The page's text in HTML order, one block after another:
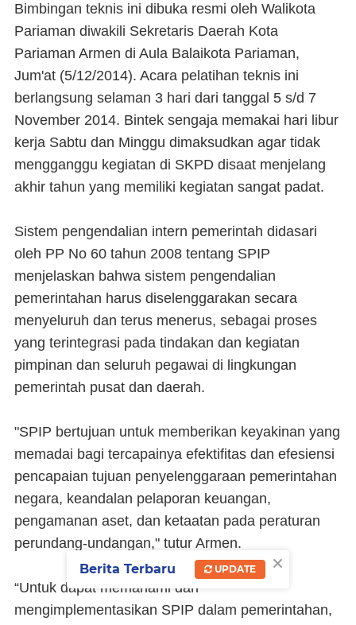
Bimbingan teknis ini dibuka resmi oleh Walikota
Pariaman diwakili Sekretaris Daerah Kota
Pariaman Armen di Aula Balaikota Pariaman,
Jum'at (5/12/2014). Acara pelatihan teknis ini
berlangsung selaman 3 hari dari tanggal 5 s/d 7
November 2014. Bintek sengaja memakai hari libur
kerja Sabtu dan Minggu dimaksudkan agar tidak
mengganggu kegiatan di SKPD disaat menjelang
akhir tahun yang memiliki kegiatan sangat padat.
Sistem pengendalian intern pemerintah didasari
oleh PP No 60 tahun 2008 tentang SPIP
menjelaskan bahwa sistem pengendalian
pemerintahan harus diselenggarakan secara
menyeluruh dan terus menerus, sebagai proses
yang terintegrasi pada tindakan dan kegiatan
pimpinan dan seluruh pegawai di lingkungan
pemerintah pusat dan daerah.
"SPIP bertujuan untuk memberikan keyakinan yang
memadai bagi tercapainya efektifitas dan efesiensi
pencapaian tujuan penyelenggaraan pemerintahan
negara, keandalan pelaporan keuangan,
pengamanan aset, dan ketaatan pada peraturan
perundang-undangan," tutur Armen.
“Untuk dapat memahami dan
mengimplementasikan SPIP dalam pemerintahan,
×
Berita Terbaru UPDATE